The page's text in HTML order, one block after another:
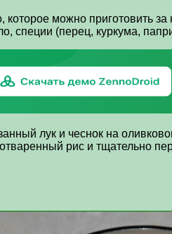
можно приготовить
специи (перец, куркума,
лук и чеснок на
рис и тщательно